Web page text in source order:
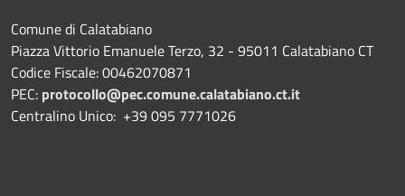
Comune di Calatabiano
Piazza Vittorio Emanuele Terzo, 32 - 95011 Calatabiano CT
Codice Fiscale: 00462070871
PEC: protocollo@pec.comune.calatabiano.ct.it
Centralino Unico: +39 095 7771026